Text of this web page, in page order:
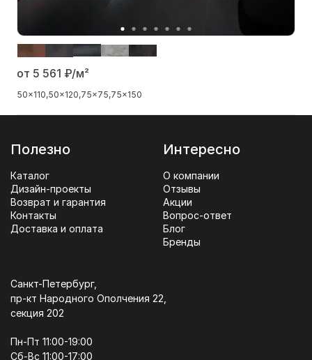
от 5 561 ₽/м²
50x110 50x120 75x75 75x150
Полезно
Каталог
Дизайн-проекты
Возврат и гарантия
Контакты
Доставка и оплата
Интересно
О компании
Отзывы
Акции
Вопрос-ответ
Блог
Бренды
Санкт-Петербург,
пр-кт Народного Ополчения 22,
секция 202
Пн-Пт 11:00-19:00
Сб-Вс 11:00-17:00